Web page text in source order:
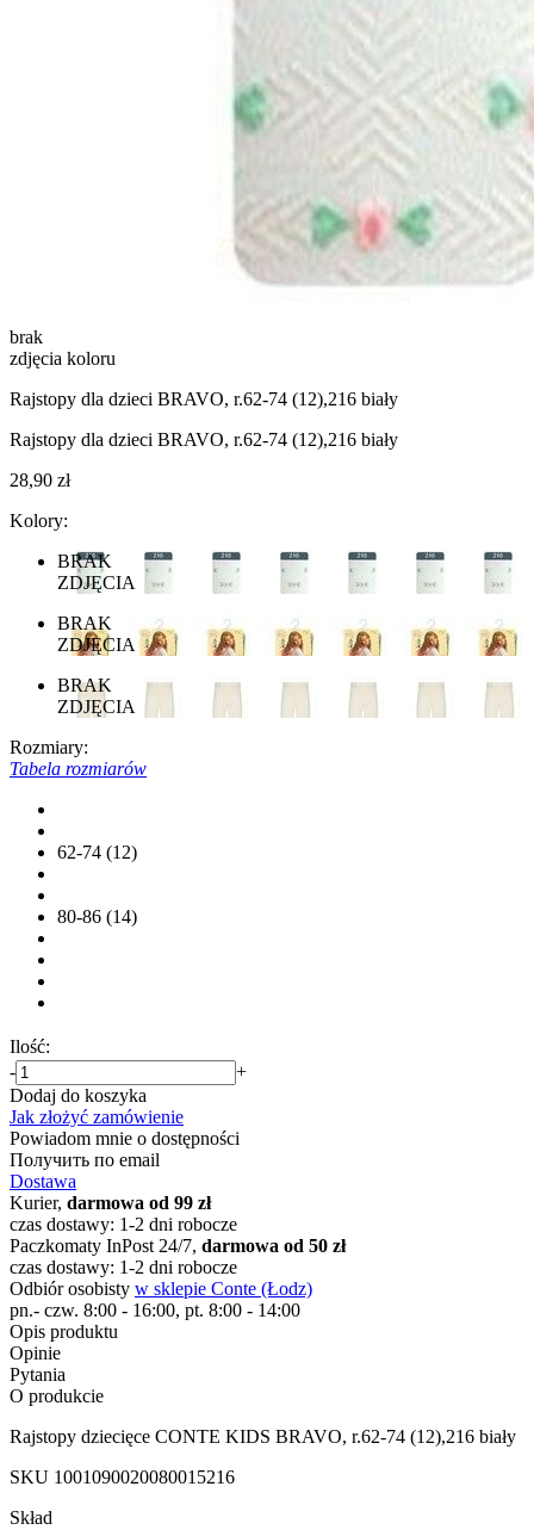
brak
zdjęcia koloru
Rajstopy dla dzieci BRAVO, r.62-74 (12),216 biały
Rajstopy dla dzieci BRAVO, r.62-74 (12),216 biały
28,90 zł
Kolory:
BRAK
ZDJĘCIA
BRAK
ZDJĘCIA
BRAK
ZDJĘCIA
Rozmiary:
Tabela rozmiarów
62-74 (12)
80-86 (14)
Ilość:
-
+
Dodaj do koszyka
Jak złożyć zamówienie
Powiadom mnie o dostępności
Получить по email
Dostawa
Kurier, darmowa od 99 zł
czas dostawy: 1-2 dni robocze
Paczkomaty InPost 24/7, darmowa od 50 zł
czas dostawy: 1-2 dni robocze
Odbiór osobisty w sklepie Conte (Łodz)
pn.- czw. 8:00 - 16:00, pt. 8:00 - 14:00
Opis produktu
Opinie
Pytania
O produkcie
Rajstopy dziecięce CONTE KIDS BRAVO, r.62-74 (12),216 biały
SKU 1001090020080015216
Skład